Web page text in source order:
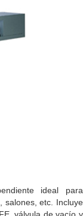
ideal para
salones, etc. Incluye